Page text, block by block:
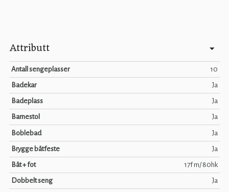
Attributt
Antall sengeplasser 10
Badekar Ja
Badeplass Ja
Barnestol Ja
Boblebad Ja
Brygge båtfeste Ja
Båt + fot 17f m/ 80hk
Dobbelt seng Ja